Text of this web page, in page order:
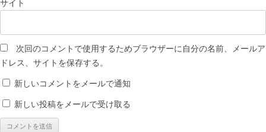
サイト
次回のコメントで使用するためブラウザーに自分の名前、メールア
ドレス、サイトを保存する。
新しいコメントをメールで通知
新しい投稿をメールで受け取る